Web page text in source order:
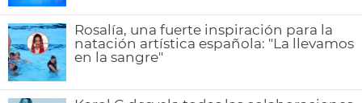
Rosalía, una fuerte inspiración para la
natación artística española: "La llevamos
en la sangre"